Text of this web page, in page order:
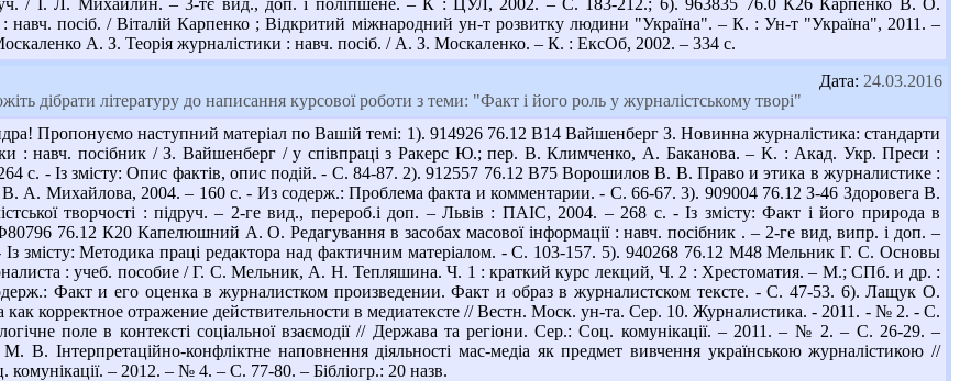
/ І. Л. Михайлин. – 3-тє вид., доп. і поліпшене. – К : ЦУЛ, 2002. – С. 183-212.; 6). 963835 76.0 К26 Карпенко В. О.
навч. посіб. / Віталій Карпенко ; Відкритий міжнародний ун-т розвитку людини "Україна". – К. : Ун-т "Україна", 2011. –
А. З. Теорія журналістики : навч. посіб. / А. З. Москаленко. – К. : ЕксОб, 2002. – 334 с.
Дата: 24.03.2016
дібрати літературу до написання курсової роботи з теми: "Факт і його роль у журналістському творі"
Пропонуємо наступний матеріал по Вашій темі: 1). 914926 76.12 В14 Вайшенберг З. Новинна журналістика: стандарти
: навч. посібник / З. Вайшенберг / у співпраці з Ракерс Ю.; пер. В. Климченко, А. Баканова. – К. : Акад. Укр. Преси :
с. - Із змісту: Опис фактів, опис подій. - С. 84-87. 2). 912557 76.12 В75 Ворошилов В. В. Право и этика в журналистике :
А. Михайлова, 2004. – 160 с. - Из содерж.: Проблема факта и комментарии. - С. 66-67. 3). 909004 76.12 З-46 Здоровега В.
творчості : підруч. – 2-ге вид., перероб.і доп. – Львів : ПАІС, 2004. – 268 с. - Із змісту: Факт і його природа в
76.12 К20 Капелюшний А. О. Редагування в засобах масової інформації : навч. посібник . – 2-ге вид, випр. і доп. –
змісту: Методика праці редактора над фактичним матеріалом. - С. 103-157. 5). 940268 76.12 М48 Мельник Г. С. Основы
: учеб. пособие / Г. С. Мельник, А. Н. Тепляшина. Ч. 1 : краткий курс лекций, Ч. 2 : Хрестоматия. – М.; СПб. и др. :
Факт и его оценка в журналистком произведении. Факт и образ в журналистском тексте. - С. 47-53. 6). Лащук О.
как корректное отражение действительности в медиатексте // Вестн. Моск. ун-та. Сер. 10. Журналистика. - 2011. - № 2. - С.
поле в контексті соціальної взаємодії // Держава та регіони. Сер.: Соц. комунікації. – 2011. – № 2. – С. 26-29. –
В. Інтерпретаційно-конфліктне наповнення діяльності мас-медіа як предмет вивчення українською журналістикою //
– 2012. – № 4. – С. 77-80. – Бібліогр.: 20 назв.